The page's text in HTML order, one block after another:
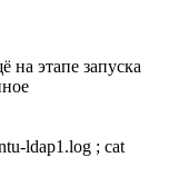
на этапе запуска
ldap1.log ; cat